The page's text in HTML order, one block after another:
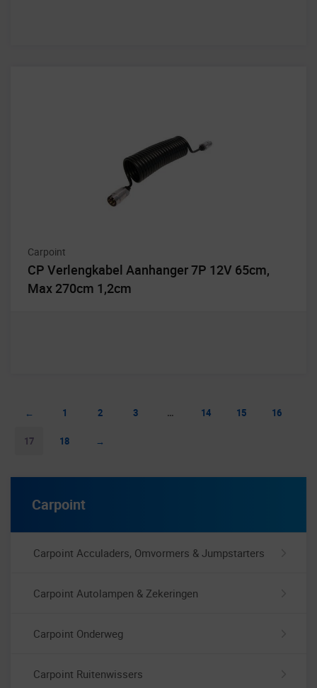
Carpoint
CP Verlengkabel Aanhanger 7P 12V 65cm,
Max 270cm 1,2cm
← 1 2 3 … 14 15 16
17 18 →
Carpoint
Carpoint Acculaders, Omvormers & Jumpstarters
Carpoint Autolampen & Zekeringen
Carpoint Onderweg
Carpoint Ruitenwissers